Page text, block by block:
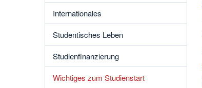
Internationales
Studentisches Leben
Studienfinanzierung
Wichtiges zum Studienstart